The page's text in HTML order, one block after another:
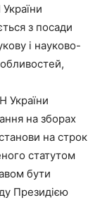
з посади
і науково-
України
на зборах
на строк
статутом
бути
Президією